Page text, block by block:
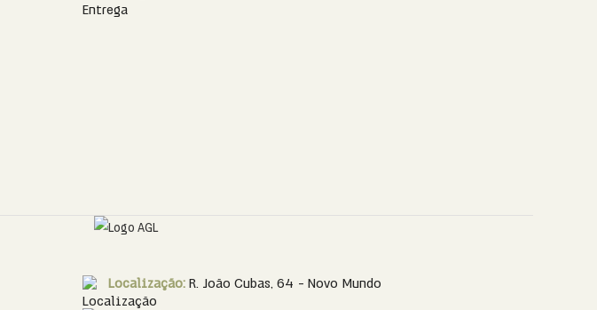
Localização: R. João Cubas, 64 - Novo Mundo